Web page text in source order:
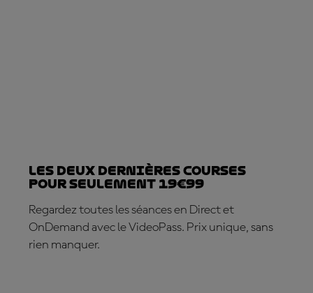
Les deux dernières courses
pour seulement 19€99
Regardez toutes les séances en Direct et
OnDemand avec le VideoPass. Prix unique, sans
rien manquer.